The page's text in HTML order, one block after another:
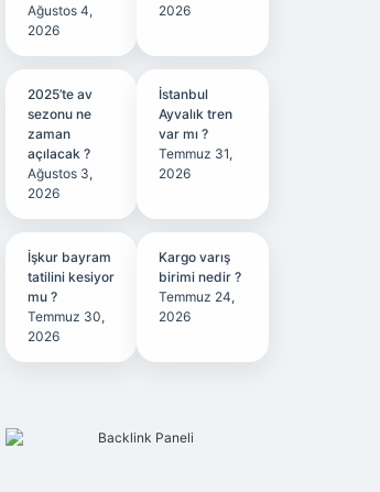
Ağustos 4,
2026
2026
2025’te av
sezonu ne
zaman
açılacak ?
Ağustos 3,
2026
İstanbul
Ayvalık tren
var mı ?
Temmuz 31,
2026
İşkur bayram
tatilini kesiyor
mu ?
Temmuz 30,
2026
Kargo varış
birimi nedir ?
Temmuz 24,
2026